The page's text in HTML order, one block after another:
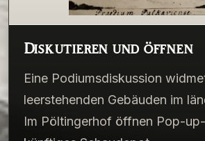
Diskutieren und öffnen
Eine Podiumsdiskussion
leerstehenden Gebäuden im
Im Pöltingerhof öffnen Pop-